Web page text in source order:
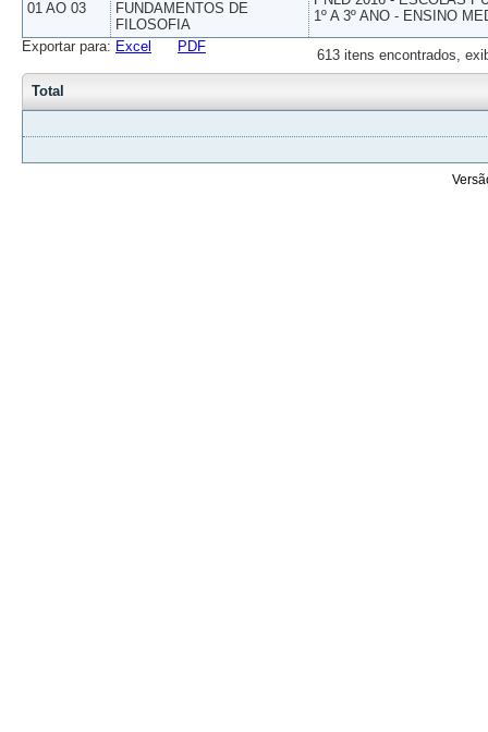
01 AO 03
FUNDAMENTOS DE
FILOSOFIA
1º A 3º ANO - ENSINO
613 itens encontrados,
Exportar para: Excel PDF
Total